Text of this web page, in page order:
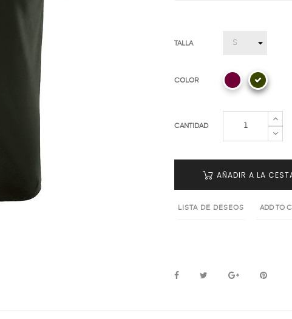
TALLA
COLOR
CANTIDAD
AÑADIR A LA
LISTA DE DESEOS ADD TO